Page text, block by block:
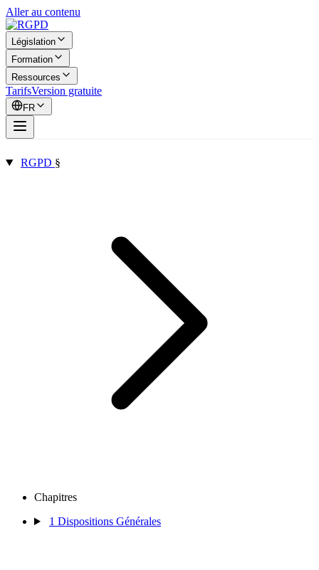
Aller au contenu
Législation
Formation
Ressources
TarifsVersion gratuite
FR
RGPD §
Chapitres
1 Dispositions Générales